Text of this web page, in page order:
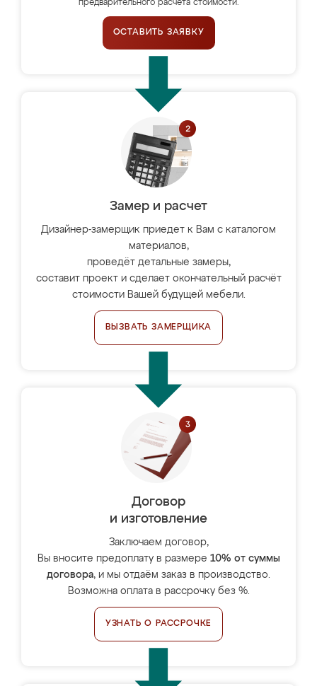
предварительного расчёта стоимости.
ОСТАВИТЬ ЗАЯВКУ
Замер и расчет
Дизайнер-замерщик приедет к Вам с каталогом
материалов,
проведёт детальные замеры,
составит проект и сделает окончательный расчёт
стоимости Вашей будущей мебели.
ВЫЗВАТЬ ЗАМЕРЩИКА
Договор
и изготовление
Заключаем договор,
Вы вносите предоплату в размере 10% от суммы
договора, и мы отдаём заказ в производство.
Возможна оплата в рассрочку без %.
УЗНАТЬ О РАССРОЧКЕ